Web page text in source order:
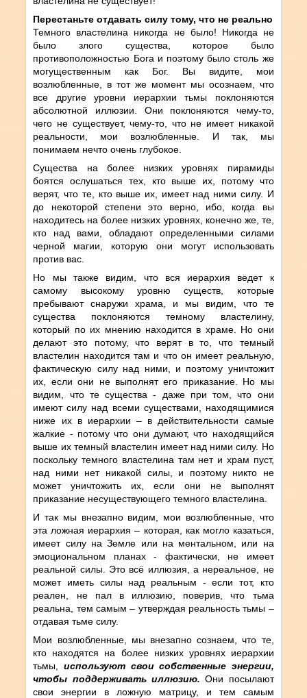
Перестаньте отдавать силу тому, что не реально
Темного властелина никогда не было! Никогда не
было злого существа, которое было
противоположностью Бога и поэтому было столь же
могущественным как Бог. Вы видите, мои
возлюбленные, в тот же момент мы осознаем, что
все другие уровни иерархии тьмы поклоняются
абсолютной иллюзии. Они поклоняются чему-то,
чего не существует, чему-то, что не имеет никакой
реальности, мои возлюбленные. И так, мы
понимаем нечто очень глубокое.
Существа на более низких уровнях пирамиды
боятся ослушаться тех, кто выше их, потому что
верят, что те, кто выше их, имеет над ними силу. И
до некоторой степени это верно, ибо, когда вы
находитесь на более низких уровнях, конечно же, те,
кто над вами, обладают определенными силами
черной магии, которую они могут использовать
против вас.
Но мы также видим, что вся иерархия ведет к
самому высокому уровню существ, которые
пребывают снаружи храма, и мы видим, что те
существа поклоняются темному властелину,
который по их мнению находится в храме. Но они
делают это потому, что верят в то, что темный
властелин находится там и что он имеет реальную,
фактическую силу над ними, и поэтому уничтожит
их, если они не выполнят его приказание. Но мы
видим, что те существа - даже при том, что они
имеют силу над всеми существами, находящимися
ниже их в иерархии – в действительности самые
жалкие - потому что они думают, что находящийся
выше их темный властелин имеет над ними силу. Но
поскольку темного властелина там нет и храм пуст,
над ними нет никакой силы, и поэтому никто не
может уничтожить их, если они не выполнят
приказание несуществующего темного властелина.
И так мы внезапно видим, мои возлюбленные, что
эта ложная иерархия – которая, как могло казаться,
имеет силу на Земле или на ментальном, или на
эмоциональном планах - фактически, не имеет
реальной силы. Это всё иллюзия, а нереальное, не
может иметь силы над реальным - если тот, кто
реален, не пал в иллюзию, поверив, что тьма
реальна, тем самым – утверждая реальность тьмы –
отдавая тьме силу.
Мои возлюбленные, мы внезапно сознаем, что те,
кто находятся на более низких уровнях иерархии
тьмы, используют свои собственные энергии,
чтобы поддерживать иллюзию. Они посылают
свои энергии в ложную матрицу, и тем самым